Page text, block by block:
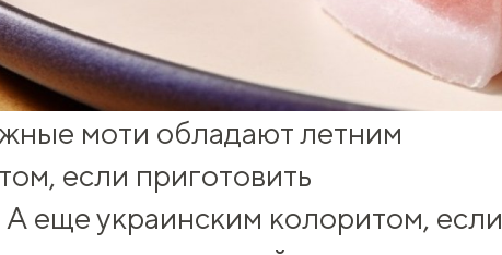
моти обладают летним
если приготовить
А еще украинским колоритом, если